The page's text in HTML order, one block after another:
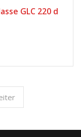
GLC 220 d